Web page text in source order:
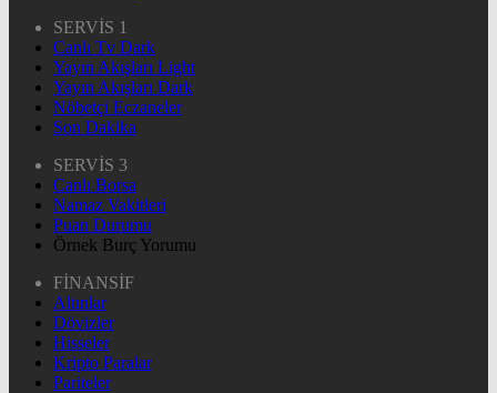
SERVİS 1
Canlı Tv Dark
Yayın Akışları Light
Yayın Akışları Dark
Nöbetçi Eczaneler
Son Dakika
SERVİS 3
Canlı Borsa
Namaz Vakitleri
Puan Durumu
Örnek Burç Yorumu
FİNANSİF
Altınlar
Dövizler
Hisseler
Kripto Paralar
Pariteler